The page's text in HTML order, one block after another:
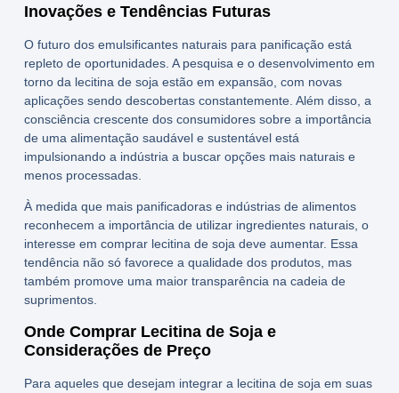
Inovações e Tendências Futuras
O futuro dos emulsificantes naturais para panificaçãoestá
repleto de oportunidades. A pesquisa e o desenvolvimento em
torno da lecitina de soja estão em expansão, com novas
aplicações sendo descobertas constantemente. Além disso, a
consciência crescente dos consumidores sobre a importância
de uma alimentação saudável e sustentável está
impulsionando a indústria a buscar opções mais naturais e
menos processadas.
À medida que mais panificadoras e indústrias de alimentos
reconhecem a importância de utilizar ingredientes naturais, o
interesse em comprar lecitina de sojadeve aumentar. Essa
tendência não só favorece a qualidade dos produtos, mas
também promove uma maior transparência na cadeia de
suprimentos.
Onde Comprar Lecitina de Soja e
Considerações de Preço
Para aqueles que desejam integrar a lecitina de soja em suas